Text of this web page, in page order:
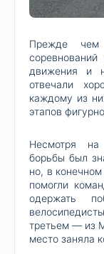
Прежде чем
движения и
отвечали
каждому из
этапов
Несмотря на
борьбы был
но, в
помогли
одержать
третьем — из
место заняла